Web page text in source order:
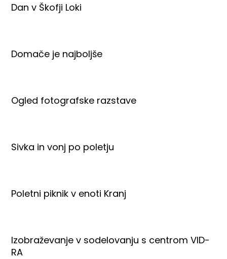
Dan v Škofji Loki
Domače je najboljše
Ogled fotografske razstave
Sivka in vonj po poletju
Poletni piknik v enoti Kranj
Izobraževanje v sodelovanju s centrom VID-
RA